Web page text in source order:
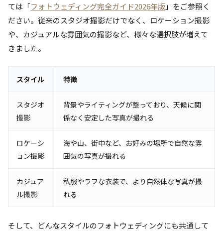
ては「フォトウェディング完全ガイド2026年版」をご参照く
ださい。従来のスタジオ撮影だけでなく、ロケーション撮影
や、カジュアルな雰囲気の撮影など、様々な選択肢が増えて
きました。
スタイル 特徴
スタジオ
撮影
背景やライティングが整っており、天候に関
係なく安定した写真が撮れる
ロケーシ
ョン撮影
海や山、街中など、お好みの場所で自然な雰
囲気の写真が撮れる
カジュア
ル撮影
私服やラフな衣装で、より自然体な写真が撮
れる
そして、どんなスタイルのフォトウェディングにも共通して